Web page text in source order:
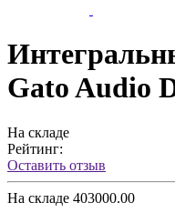
Gato Audio
На складе
Рейтинг:
Оставить отзыв
На складе 403000.00